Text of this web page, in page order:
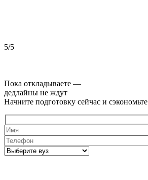
5/5
Пока откладываете —
дедлайны не ждут
Начните подготовку сейчас и сэкономьте